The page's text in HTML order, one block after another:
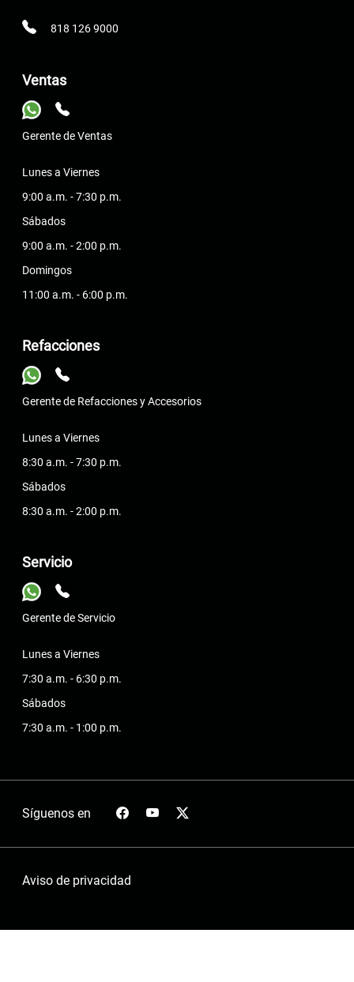
818 126 9000
Ventas
Gerente de Ventas
Lunes a Viernes
9:00 a.m. - 7:30 p.m.
Sábados
9:00 a.m. - 2:00 p.m.
Domingos
11:00 a.m. - 6:00 p.m.
Refacciones
Gerente de Refacciones y Accesorios
Lunes a Viernes
8:30 a.m. - 7:30 p.m.
Sábados
8:30 a.m. - 2:00 p.m.
Servicio
Gerente de Servicio
Lunes a Viernes
7:30 a.m. - 6:30 p.m.
Sábados
7:30 a.m. - 1:00 p.m.
Síguenos en
Aviso de privacidad